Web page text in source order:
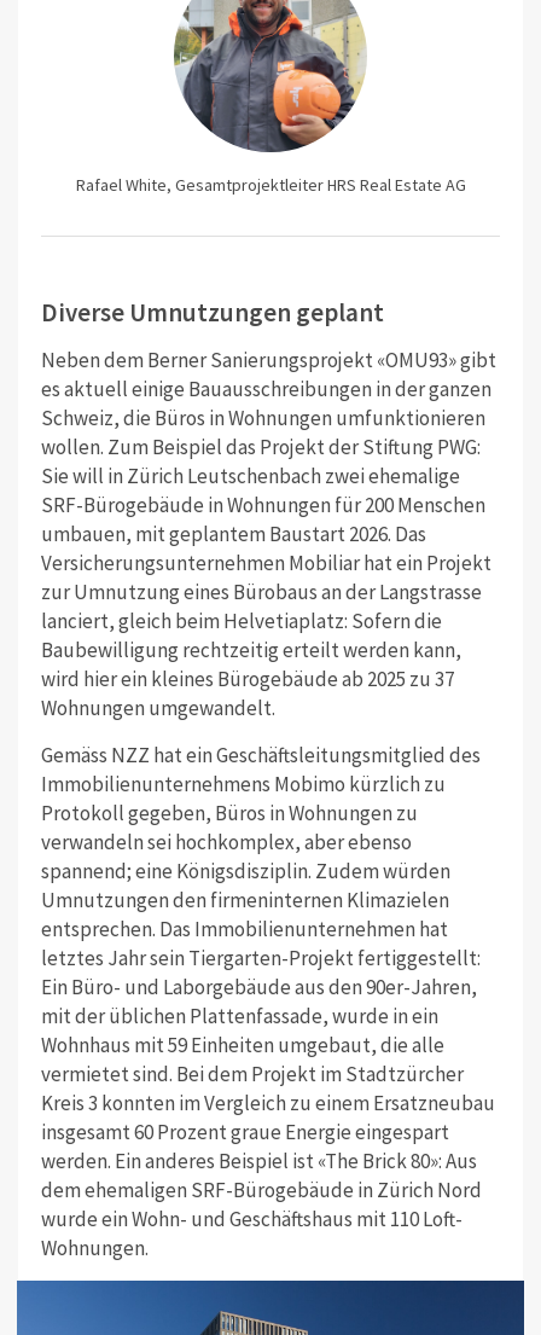
Rafael White, Gesamtprojektleiter HRS Real Estate AG
Diverse Umnutzungen geplant
Neben dem Berner Sanierungsprojekt «OMU93» gibt
es aktuell einige Bauausschreibungen in der ganzen
Schweiz, die Büros in Wohnungen umfunktionieren
wollen. Zum Beispiel das Projekt der Stiftung PWG:
Sie will in Zürich Leutschenbach zwei ehemalige
SRF-Bürogebäude in Wohnungen für 200 Menschen
umbauen, mit geplantem Baustart 2026. Das
Versicherungsunternehmen Mobiliar hat ein Projekt
zur Umnutzung eines Bürobaus an der Langstrasse
lanciert, gleich beim Helvetiaplatz: Sofern die
Baubewilligung rechtzeitig erteilt werden kann,
wird hier ein kleines Bürogebäude ab 2025 zu 37
Wohnungen umgewandelt.
Gemäss NZZ hat ein Geschäftsleitungsmitglied des
Immobilienunternehmens Mobimo kürzlich zu
Protokoll gegeben, Büros in Wohnungen zu
verwandeln sei hochkomplex, aber ebenso
spannend; eine Königsdisziplin. Zudem würden
Umnutzungen den firmeninternen Klimazielen
entsprechen. Das Immobilienunternehmen hat
letztes Jahr sein Tiergarten-Projekt fertiggestellt:
Ein Büro- und Laborgebäude aus den 90er-Jahren,
mit der üblichen Plattenfassade, wurde in ein
Wohnhaus mit 59 Einheiten umgebaut, die alle
vermietet sind. Bei dem Projekt im Stadtzürcher
Kreis 3 konnten im Vergleich zu einem Ersatzneubau
insgesamt 60 Prozent graue Energie eingespart
werden. Ein anderes Beispiel ist «The Brick 80»: Aus
dem ehemaligen SRF-Bürogebäude in Zürich Nord
wurde ein Wohn- und Geschäftshaus mit 110 Loft-
Wohnungen.